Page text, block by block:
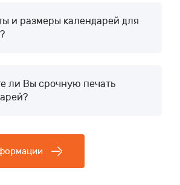
и размеры календарей для
ли Вы срочную печать